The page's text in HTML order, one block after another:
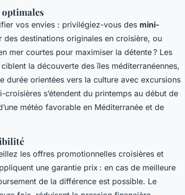
vos envies : privilégiez-vous des mini-
des destinations originales en croisière, ou
mer courtes pour maximiser la détente ? Les
la découverte des îles méditerranéennes,
durée orientées vers la culture avec excursions
s’étendent du printemps au début de
météo favorable en Méditerranée et de
les offres promotionnelles croisières et
une garantie prix : en cas de meilleure
de la différence est possible. Le